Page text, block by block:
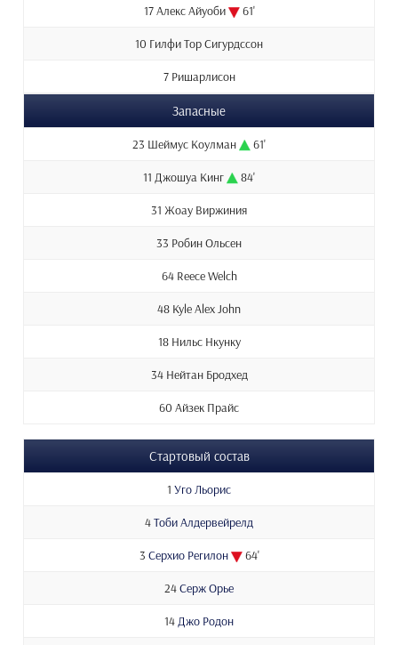
17 Алекс Айуоби 61'
10 Гилфи Тор Сигурдссон
7 Ришарлисон
Запасные
23 Шеймус Коулман 61'
11 Джошуа Кинг 84'
31 Жоау Виржиния
33 Робин Ольсен
64 Reece Welch
48 Kyle Alex John
18 Нильс Нкунку
34 Нейтан Бродхед
60 Айзек Прайс
Стартовый состав
1 Уго Льорис
4Тоби Алдервейрелд
3 Серхио Регилон 64'
24Серж Орье
14Джо Родон